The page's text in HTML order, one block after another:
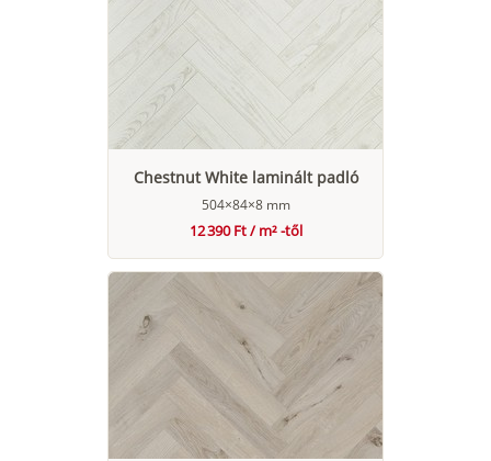
Chestnut White laminált padló
504×84×8 mm
12 390 Ft / m² -től